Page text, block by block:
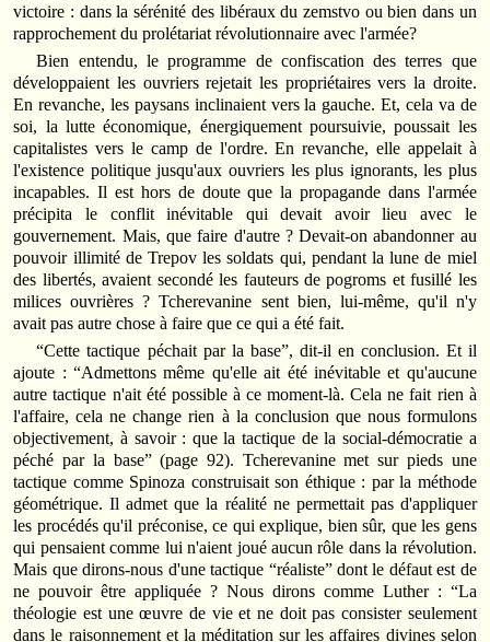
victoire : dans la sérénité des libéraux du zemstvo ou bien dans un
rapprochement du prolétariat révolutionnaire avec l'armée?
Bien entendu, le programme de confiscation des terres que
développaient les ouvriers rejetait les propriétaires vers la droite.
En revanche, les paysans inclinaient vers la gauche. Et, cela va de
soi, la lutte économique, énergiquement poursuivie, poussait les
capitalistes vers le camp de l'ordre. En revanche, elle appelait à
l'existence politique jusqu'aux ouvriers les plus ignorants, les plus
incapables. Il est hors de doute que la propagande dans l'armée
précipita le conflit inévitable qui devait avoir lieu avec le
gouvernement. Mais, que faire d'autre ? Devait‑on abandonner au
pouvoir illimité de Trepov les soldats qui, pendant la lune de miel
des libertés, avaient secondé les fauteurs de pogroms et fusillé les
milices ouvrières ? Tcherevanine sent bien, lui‑même, qu'il n'y
avait pas autre chose à faire que ce qui a été fait.
“Cette tactique péchait par la base”, dit‑il en conclusion. Et il
ajoute : “Admettons même qu'elle ait été inévitable et qu'aucune
autre tactique n'ait été possible à ce moment‑là. Cela ne fait rien à
l'affaire, cela ne change rien à la conclusion que nous formulons
objectivement, à savoir : que la tactique de la social‑démocratie a
péché par la base” (page 92). Tcherevanine met sur pieds une
tactique comme Spinoza construisait son éthique : par la méthode
géométrique. Il admet que la réalité ne permettait pas d'appliquer
les procédés qu'il préconise, ce qui explique, bien sûr, que les gens
qui pensaient comme lui n'aient joué aucun rôle dans la révolution.
Mais que dirons‑nous d'une tactique “réaliste” dont le défaut est de
ne pouvoir être appliquée ? Nous dirons comme Luther : “La
théologie est une œuvre de vie et ne doit pas consister seulement
dans le raisonnement et la méditation sur les affaires divines selon